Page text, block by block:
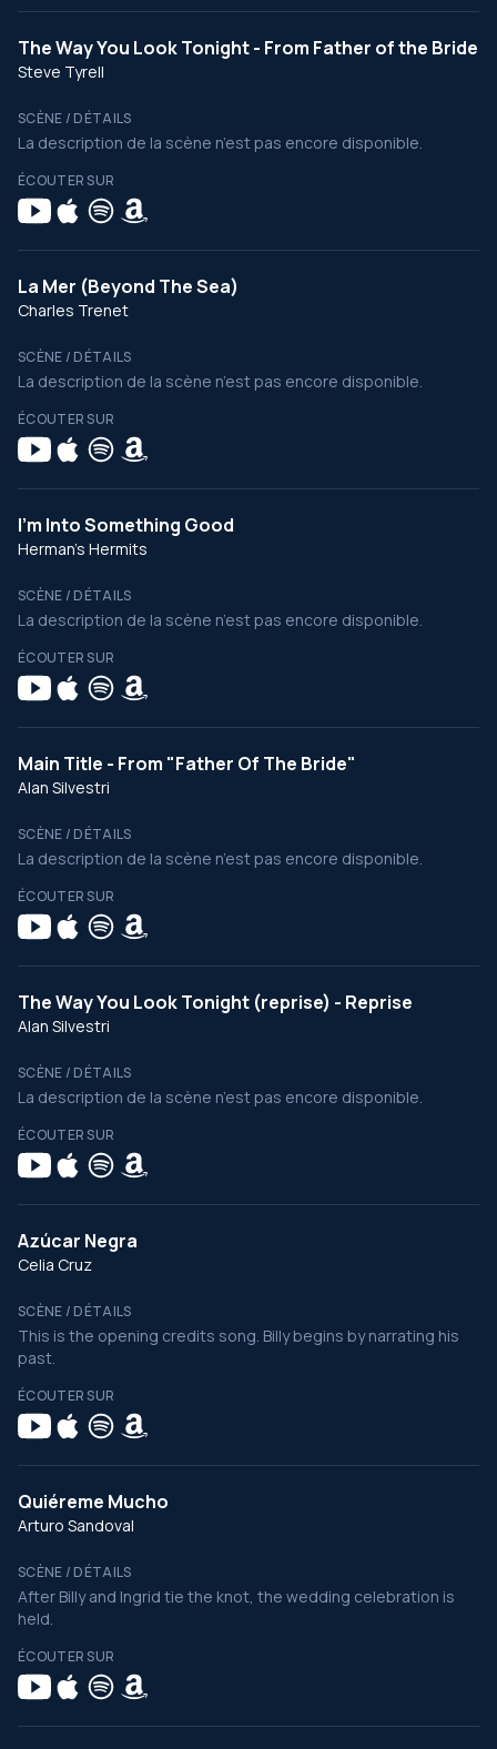
The Way You Look Tonight - From Father of the Bride
Steve Tyrell
SCÈNE / DÉTAILS
La description de la scène n’est pas encore disponible.
ÉCOUTER SUR
La Mer (Beyond The Sea)
Charles Trenet
SCÈNE / DÉTAILS
La description de la scène n’est pas encore disponible.
ÉCOUTER SUR
I'm Into Something Good
Herman's Hermits
SCÈNE / DÉTAILS
La description de la scène n’est pas encore disponible.
ÉCOUTER SUR
Main Title - From "Father Of The Bride"
Alan Silvestri
SCÈNE / DÉTAILS
La description de la scène n’est pas encore disponible.
ÉCOUTER SUR
The Way You Look Tonight (reprise) - Reprise
Alan Silvestri
SCÈNE / DÉTAILS
La description de la scène n’est pas encore disponible.
ÉCOUTER SUR
Azúcar Negra
Celia Cruz
SCÈNE / DÉTAILS
This is the opening credits song. Billy begins by narrating his
past.
ÉCOUTER SUR
Quiéreme Mucho
Arturo Sandoval
SCÈNE / DÉTAILS
After Billy and Ingrid tie the knot, the wedding celebration is
held.
ÉCOUTER SUR